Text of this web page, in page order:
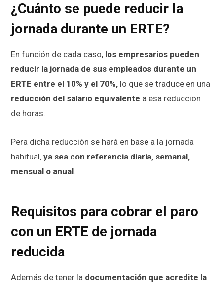
¿Cuánto se puede reducir la
jornada durante un ERTE?
En función de cada caso, los empresarios pueden
reducir la jornada de sus empleados durante un
ERTE entre el 10% y el 70%, lo que se traduce en una
reducción del salario equivalente a esa reducción
de horas.
Pera dicha reducción se hará en base a la jornada
habitual, ya sea con referencia diaria, semanal,
mensual o anual.
Requisitos para cobrar el paro
con un ERTE de jornada
reducida
Además de tener la documentación que acredite la